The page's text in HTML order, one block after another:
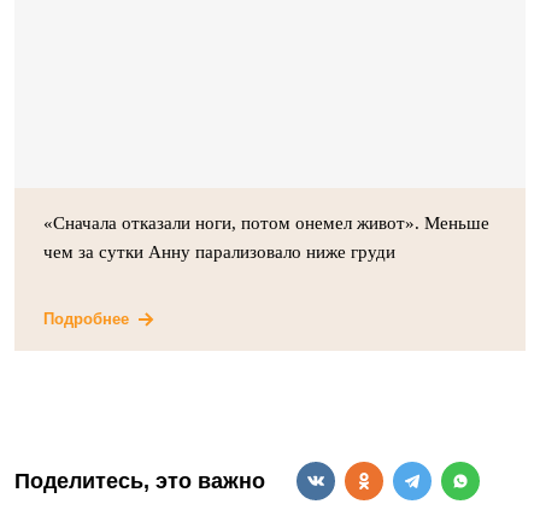
«Сначала отказали ноги, потом онемел живот». Меньше
чем за сутки Анну парализовало ниже груди
Подробнее
Поделитесь, это важно